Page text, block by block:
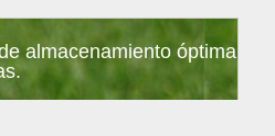
almacenamiento óptima